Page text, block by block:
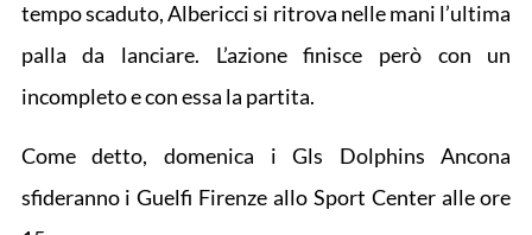
tempo scaduto, Albericci si ritrova nelle mani l’ultima
palla da lanciare. L’azione finisce però con un
incompleto e con essa la partita.
Come detto, domenica i Gls Dolphins Ancona
sfideranno i Guelfi Firenze allo Sport Center alle ore